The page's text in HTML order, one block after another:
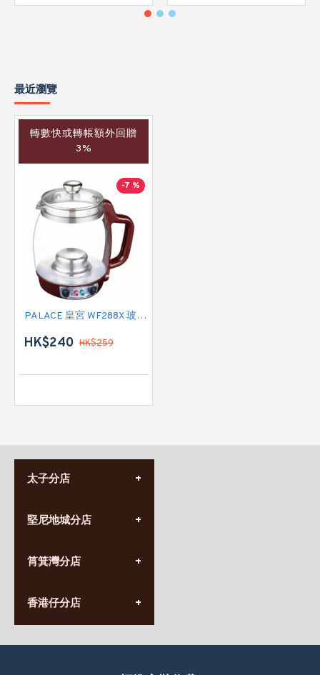
最近瀏覽
轉數快或轉帳額外回贈
3%
-7 %
PALACE 皇宮 WF288X 玻璃電藥煲
HK$240 HK$259
太子分店
營業時間:
九龍太子太子道西141號
堅尼地城分店
營業時間:
香港堅尼地城卑路乍街
(堅尼地城地鐵站B出口)
筲箕灣分店
營業時間:
(10:00am-20:30pm)
香港仔分店
營業時間: